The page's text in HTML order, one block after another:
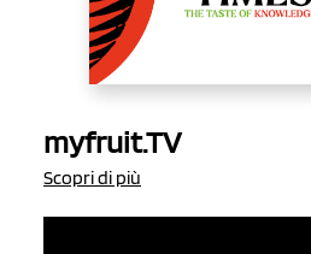
myfruit.TV
Scopri di più